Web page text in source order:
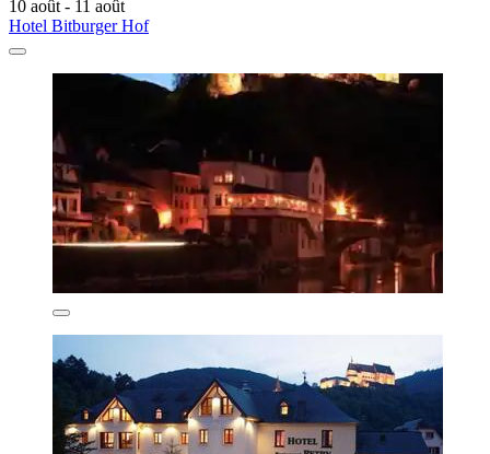
10 août - 11 août
Hotel Bitburger Hof